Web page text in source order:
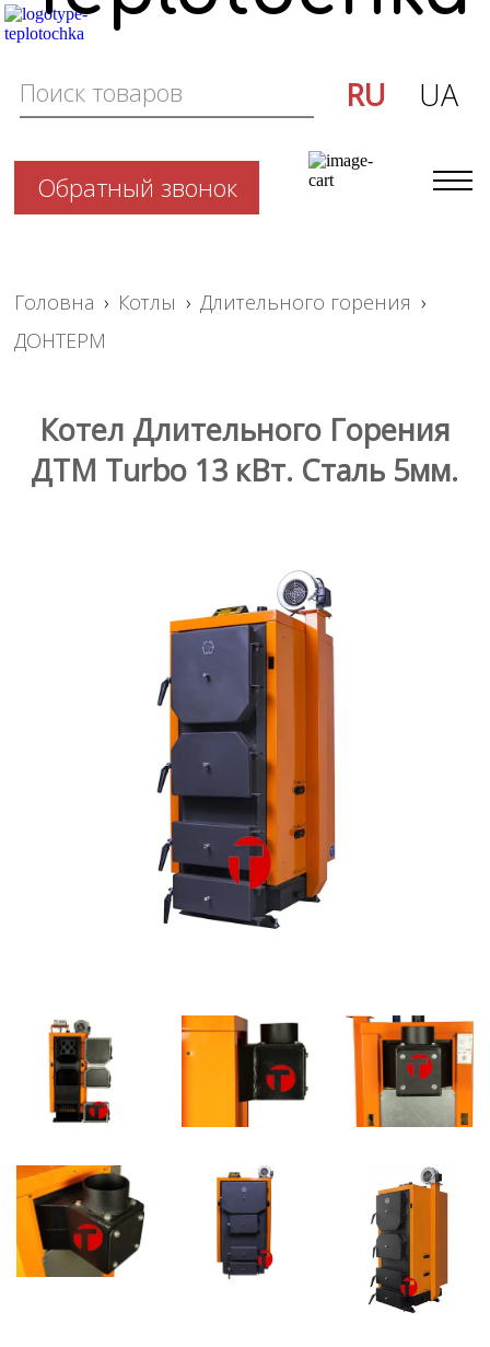
Обратный звонок
RU UA
Головна › Котлы › Длительного горения ›
ДОНТЕРМ
Котел Длительного Горения
ДТМ Turbo 13 кВт. Cталь 5мм.